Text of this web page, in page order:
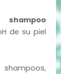
shampoo
de su piel